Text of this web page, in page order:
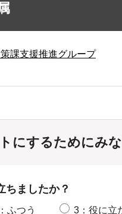
課支援推進グループ
にするためにみ
ちましたか？
ふつう 3：役に立